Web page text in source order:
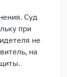
Суд
при
не
на